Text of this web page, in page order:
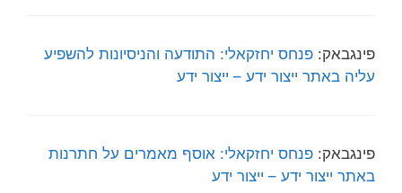
פינגבאק: פנחס יחזקאלי: התודעה והניסיונות להשפיע
עליה באתר ייצור ידע – ייצור ידע
פינגבאק: פנחס יחזקאלי: אוסף מאמרים על חתרנות
באתר ייצור ידע – ייצור ידע